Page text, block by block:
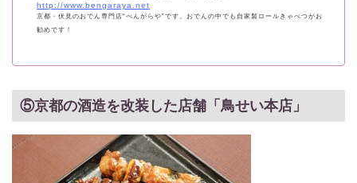
http://www.bengaraya.net
京都・伏見のおでん専門店“べんがらや”です。おでんの中でも自家製ロールきゃべつがお
勧めです！
⑤京都の酒造を改装した店舗「鳥せい本店」